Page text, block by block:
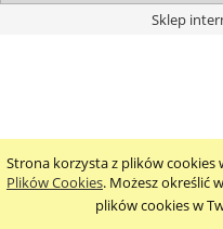
Strona korzysta z plików cookies
Plików Cookies. Możesz określić
plików cookies w
Sklep